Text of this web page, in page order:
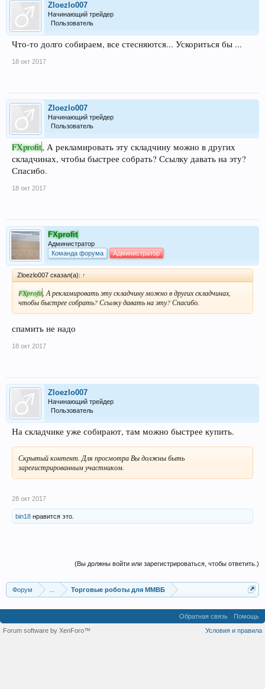
Zloezlo007
Начинающий трейдер
Пользователь
Что-то долго собираем, все стесняются... Ускориться бы ...
18 окт 2017
Zloezlo007
Начинающий трейдер
Пользователь
FXprofit, А рекламировать эту складчину можно в других
складчинах, чтобы быстрее собрать? Ссылку давать на эту?
Спасибо.
18 окт 2017
FXprofit
Администратор
Команда форума
Администратор
Zloezlo007 сказал(а): ↑
FXprofit , А рекламировать эту складчину можно в других складчинах,
чтобы быстрее собрать? Ссылку давать на эту? Спасибо.
спамить не надо
18 окт 2017
Zloezlo007
Начинающий трейдер
Пользователь
На складчике уже собирают, там можно быстрее купить.
Скрытый контент. Для просмотра Вы должны быть
зарегистрированным участником.
28 окт 2017
bin18 нравится это.
(Вы должны войти или зарегистрироваться, чтобы ответить.)
Форум Торговые роботы для ММВБ
Обратная связь
Помощь
Условия и правила
Forum software by XenForo™